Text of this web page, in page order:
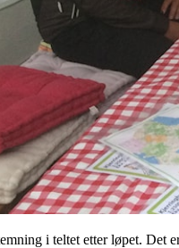
i teltet etter løpet. Det